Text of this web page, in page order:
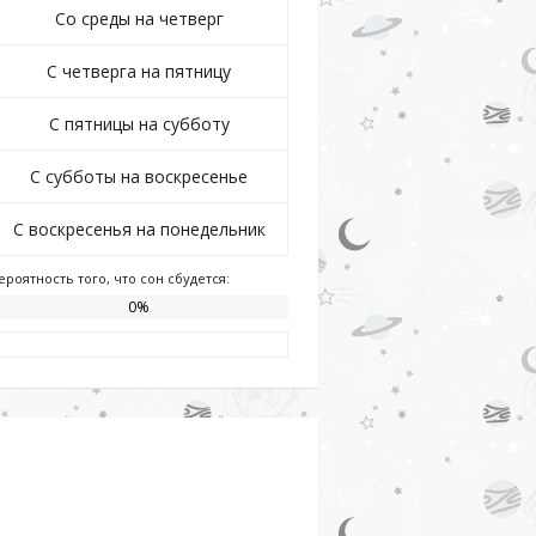
Со среды на четверг
С четверга на пятницу
С пятницы на субботу
С субботы на воскресенье
С воскресенья на понедельник
того, что сон сбудется:
0%